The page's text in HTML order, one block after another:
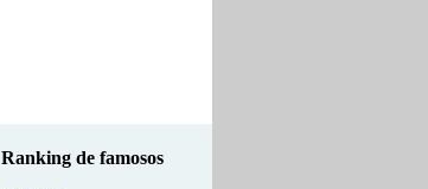
Ranking de famosos